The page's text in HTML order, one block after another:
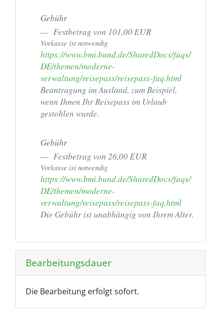
Gebühr
Festbetrag von 101,00 EUR
Vorkasse ist notwendig
https://www.bmi.bund.de/SharedDocs/faqs/
DE/themen/moderne-
verwaltung/reisepass/reisepass-faq.html
Beantragung im Ausland, zum Beispiel,
wenn Ihnen Ihr Reisepass im Urlaub
gestohlen wurde.
Gebühr
Festbetrag von 26,00 EUR
Vorkasse ist notwendig
https://www.bmi.bund.de/SharedDocs/faqs/
DE/themen/moderne-
verwaltung/reisepass/reisepass-faq.html
Die Gebühr ist unabhängig von Ihrem Alter.
Bearbeitungsdauer
Die Bearbeitung erfolgt sofort.